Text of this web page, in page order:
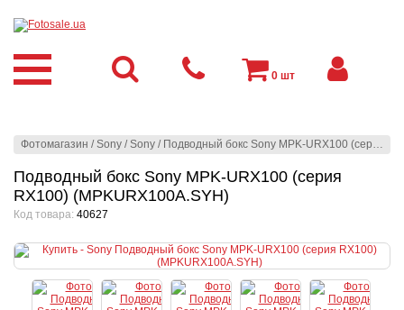
Фотомагазин /Sony /Sony / Подводный бокс Sony MPK-URX100 (серия RX100) (MPKURX100A.SYH)
Подводный бокс Sony MPK-URX100 (серия
RX100) (MPKURX100A.SYH)
Код товара: 40627
0 шт